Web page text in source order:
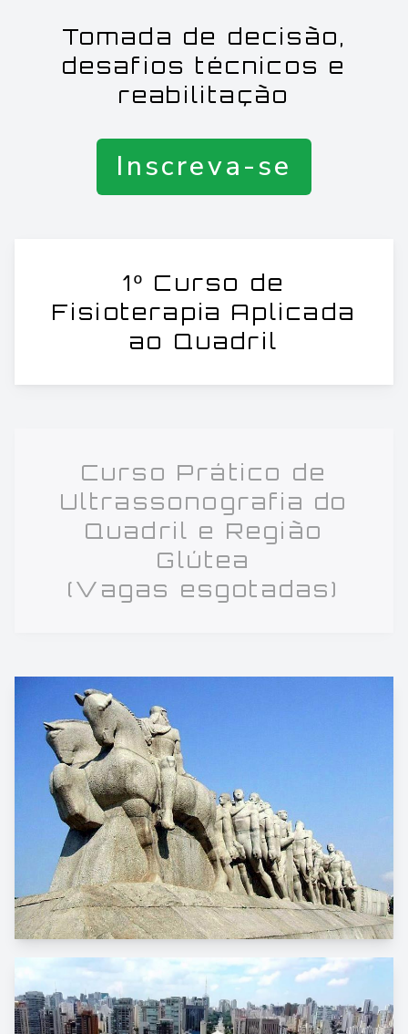
Tomada de decisão,
desafios técnicos e
reabilitação
Inscreva-se
1º Curso de
Fisioterapia Aplicada
ao Quadril
Curso Prático de
Ultrassonografia do
Quadril e Região
Glútea
(Vagas esgotadas)